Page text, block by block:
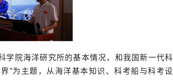
学院海洋研究所的基本情况，和我国新一代科
”为主题，从海洋基本知识、科考船与科考设